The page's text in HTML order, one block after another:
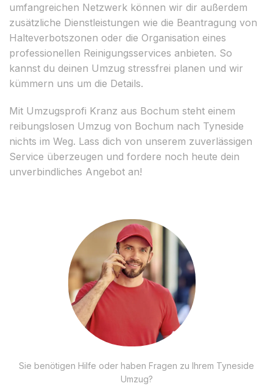
umfangreichen Netzwerk können wir dir außerdem
zusätzliche Dienstleistungen wie die Beantragung von
Halteverbotszonen oder die Organisation eines
professionellen Reinigungsservices anbieten. So
kannst du deinen Umzug stressfrei planen und wir
kümmern uns um die Details.
Mit Umzugsprofi Kranz aus Bochum steht einem
reibungslosen Umzug von Bochum nach Tyneside
nichts im Weg. Lass dich von unserem zuverlässigen
Service überzeugen und fordere noch heute dein
unverbindliches Angebot an!
Sie benötigen Hilfe oder haben Fragen zu Ihrem Tyneside
Umzug?